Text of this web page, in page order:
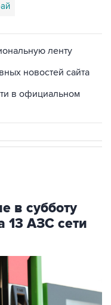
ленту
новостей сайта
в официальном
в субботу
13 АЗС сети